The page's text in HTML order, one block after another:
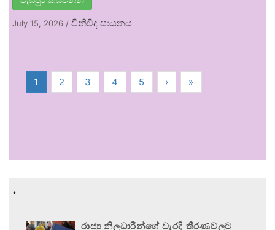
July 15, 2026 / විනිවිද සායනය
1 2 3 4 5 › »
.
රාජ්‍ය නිලධාරීන්ගේ වැරදි තීරණවලට